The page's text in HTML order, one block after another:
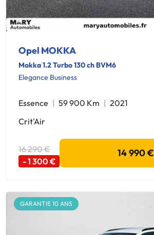
Opel MOKKA
Mokka 1.2 Turbo 130 ch BVM6
Elegance Business
Essence 59 900 Km
2021
Crit'Air
16 290 €
- 1 300 €
14 990 €
GARANTIE 10 ANS